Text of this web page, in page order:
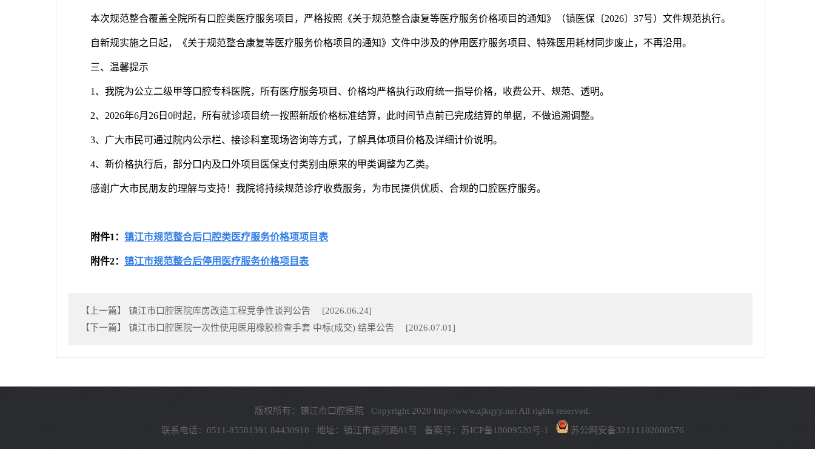
本次规范整合覆盖全院所有口腔类医疗服务项目，严格按照《关于规范整合康复等医疗服务价格项目的通知》（镇医保〔2026〕37号）文件规范执行。
自新规实施之日起，《关于规范整合康复等医疗服务价格项目的通知》文件中涉及的停用医疗服务项目、特殊医用耗材同步废止，不再沿用。
三、温馨提示
1、我院为公立二级甲等口腔专科医院，所有医疗服务项目、价格均严格执行政府统一指导价格，收费公开、规范、透明。
2、2026年6月26日0时起，所有就诊项目统一按照新版价格标准结算，此时间节点前已完成结算的单据，不做追溯调整。
3、广大市民可通过院内公示栏、接诊科室现场咨询等方式，了解具体项目价格及详细计价说明。
4、新价格执行后，部分口内及口外项目医保支付类别由原来的甲类调整为乙类。
感谢广大市民朋友的理解与支持！我院将持续规范诊疗收费服务，为市民提供优质、合规的口腔医疗服务。
附件1： 镇江市规范整合后口腔类医疗服务价格项项目表
附件2： 镇江市规范整合后停用医疗服务价格项目表
【上一篇】 镇江市口腔医院库房改造工程竞争性谈判公告 [2026.06.24]
【下一篇】 镇江市口腔医院一次性使用医用橡胶检查手套 中标(成交) 结果公告 [2026.07.01]
版权所有： 镇江市口腔医院 Copyright 2020 http://www.zjkqyy.net All rights reserved.
联系电话： 0511-85581391 84430910 地址： 镇江市运河路81号 备案号： 苏ICP备18009520号-1 苏公网安备32111102000576